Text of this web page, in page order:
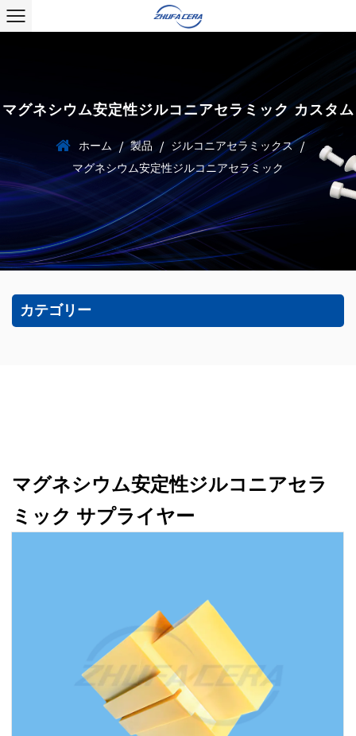
マグネシウム安定性ジルコニアセラミック カスタム
ホーム / 製品 / ジルコニアセラミックス /
マグネシウム安定性ジルコニアセラミック
カテゴリー
マグネシウム安定性ジルコニアセラ
ミック サプライヤー